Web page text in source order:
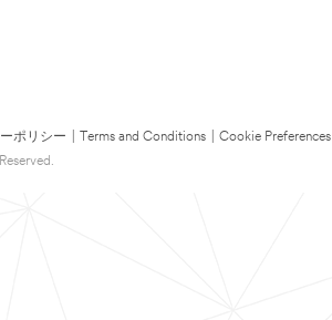
ポリシー Terms and Conditions
Cookie Preferences